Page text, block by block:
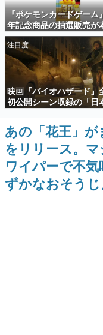
アプリセール情報
インタビュー
連載・特
殿堂入
SNS拡散
ど。多くの
事をまとめ
ゲーム
名作ゲーム
聞きし、ヒ
きます。
赫本
この物語を
『ポケモンカードゲーム
年記念商品の抽選販売が
時より開始。拡張パック
CELEBRATION」のボッ
に、「プレミアムデッキ
エーフィ・ブラッキー」
「FUTURISTIC BOX」
品
注目度
映画『バイオハザード』
初公開シーン収録の「日
定」予告映像が解禁。バ
日（8月10日）にあわせて
「ラクーンシティ総合病
行く配達人の姿が披露
あの「花王」
をリリース。
ワイパーで不
ずかなおそう